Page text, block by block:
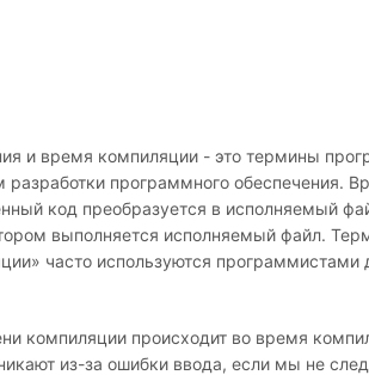
и время компиляции - это термины
разработки программного обеспечения.
код преобразуется в исполняемый
выполняется исполняемый файл.
часто используются программистами
компиляции происходит во время
из-за ошибки ввода, если мы не